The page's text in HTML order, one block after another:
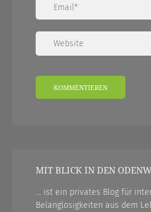
MIT BLICK IN DEN
... ist ein privates Blog für
Belanglosigkeiten aus dem